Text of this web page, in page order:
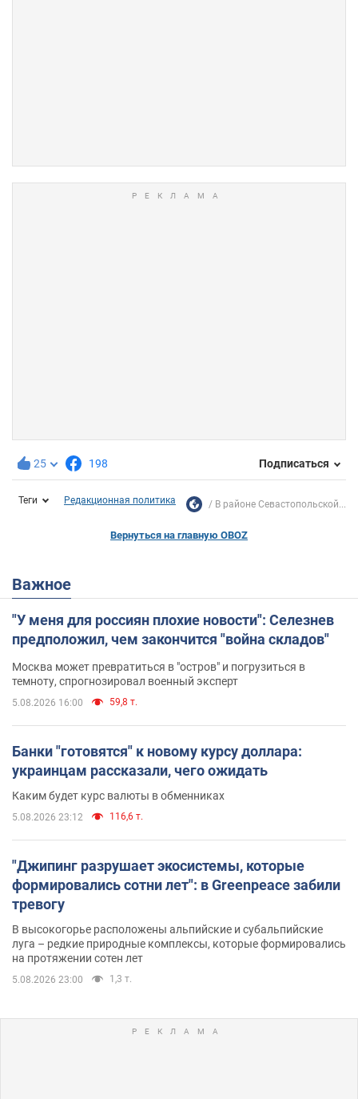
25 198 Подписаться
Теги Редакционная политика В районе Севастопольской...
Вернуться на главную OBOZ
Важное
"У меня для россиян плохие новости": Селезнев
предположил, чем закончится "война складов"
Москва может превратиться в "остров" и погрузиться в
темноту, спрогнозировал военный эксперт
5.08.2026 16:00 59,8 т.
Банки "готовятся" к новому курсу доллара:
украинцам рассказали, чего ожидать
Каким будет курс валюты в обменниках
5.08.2026 23:12 116,6 т.
"Джипинг разрушает экосистемы, которые
формировались сотни лет": в Greenpeace забили
тревогу
В высокогорье расположены альпийские и субальпийские
луга – редкие природные комплексы, которые формировались
на протяжении сотен лет
5.08.2026 23:00 1,3 т.